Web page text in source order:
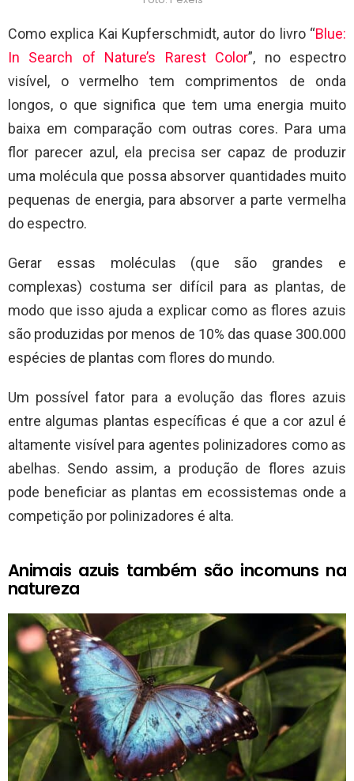
Como explica Kai Kupferschmidt, autor do livro “Blue:
In Search of Nature’s Rarest Color”, no espectro
visível, o vermelho tem comprimentos de onda
longos, o que significa que tem uma energia muito
baixa em comparação com outras cores. Para uma
flor parecer azul, ela precisa ser capaz de produzir
uma molécula que possa absorver quantidades muito
pequenas de energia, para absorver a parte vermelha
do espectro.
Gerar essas moléculas (que são grandes e
complexas) costuma ser difícil para as plantas, de
modo que isso ajuda a explicar como as flores azuis
são produzidas por menos de 10% das quase 300.000
espécies de plantas com flores do mundo.
Um possível fator para a evolução das flores azuis
entre algumas plantas específicas é que a cor azul é
altamente visível para agentes polinizadores como as
abelhas. Sendo assim, a produção de flores azuis
pode beneficiar as plantas em ecossistemas onde a
competição por polinizadores é alta.
Animais azuis também são incomuns na
natureza